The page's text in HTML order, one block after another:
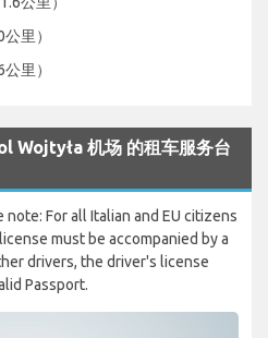
里）
里）
Wojtyła 机场 的租车服务台
For all Italian and EU citizens
must be accompanied by a
drivers, the driver's license
Passport.